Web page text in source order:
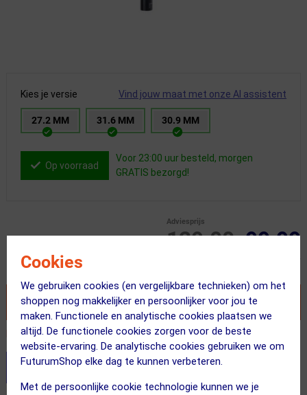
Cookies
We gebruiken cookies (en vergelijkbare technieken) om het
shoppen nog makkelijker en persoonlijker voor jou te
maken. Functionele en analytische cookies plaatsen we
altijd. De functionele cookies zorgen voor de beste
website-ervaring. De analytische cookies gebruiken we om
FuturumShop elke dag te kunnen verbeteren.
Met de persoonlijke cookie technologie kunnen we je
Kies je versie Vind jouw maat met onze AI assistent
27.2 MM 31.6 MM 30.9 MM
Op voorraad
Voor 23:00 uur besteld, morgen
GRATIS bezorgd!
129.00
Adviesprijs
99.99
VOEG TOE AAN WINKELWAGEN
Recent besteld door 4 klanten! Bestel ook snel!
Stel je productvragen aan onze AI assistent